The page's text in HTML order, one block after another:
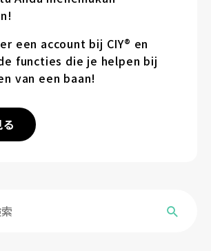
een account bij CIY® en
functies die je helpen bij
van een baan!